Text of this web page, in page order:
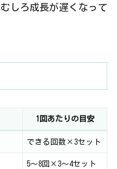
しろ成長が遅くなって
1回あたりの目安
できる回数×3セット
5〜8回×3〜4セット